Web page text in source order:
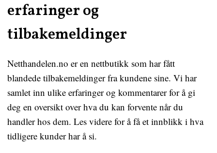
erfaringer og
tilbakemeldinger
Netthandelen.no er en nettbutikk som har fått
blandede tilbakemeldinger fra kundene sine. Vi har
samlet inn ulike erfaringer og kommentarer for å gi
deg en oversikt over hva du kan forvente når du
handler hos dem. Les videre for å få et innblikk i hva
tidligere kunder har å si.